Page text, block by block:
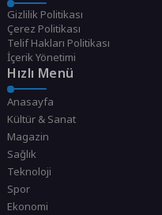
Gizlilik Politikası
Çerez Politikası
Telif Hakları Politikası
İçerik Yönetimi
Hızlı Menü
Anasayfa
Kültür & Sanat
Magazin
Sağlık
Teknoloji
Spor
Ekonomi